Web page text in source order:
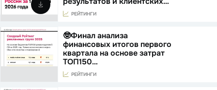
РЕЙТИНГИ
🤓Финал анализа
финансовых итогов первого
квартала на основе затрат
ТОП150…
РЕЙТИНГИ